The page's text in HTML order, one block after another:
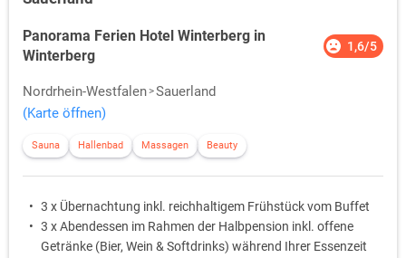
Panorama Ferien Hotel Winterberg in
Winterberg
1,6/5
Nordrhein-Westfalen Sauerland
(Karte öffnen)
Sauna Hallenbad Massagen Beauty
3 x Übernachtung inkl. reichhaltigem Frühstück vom Buffet
3 x Abendessen im Rahmen der Halbpension inkl. offene
Getränke (Bier, Wein & Softdrinks) während Ihrer Essenzeit